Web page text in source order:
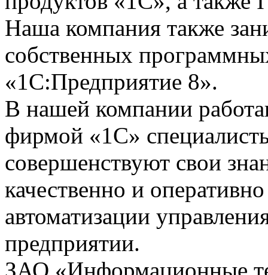
Наша компания также
собственных
«1С:Предприятие 8».
В нашей компании
фирмой «1С»
совершенствуют свои
качественно и
автоматизации
предприятии.
ЗАО «Информационные